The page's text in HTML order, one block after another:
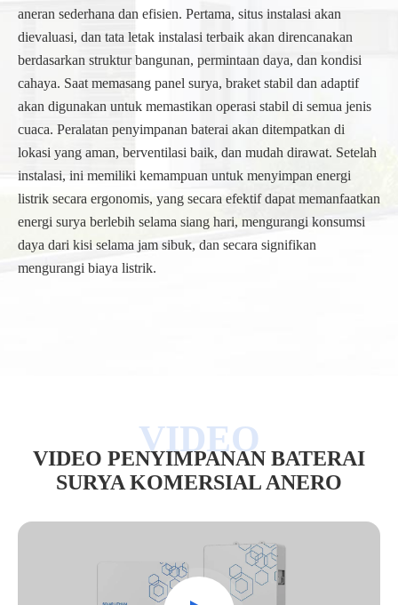
aneran sederhana dan efisien. Pertama, situs instalasi akan
dievaluasi, dan tata letak instalasi terbaik akan direncanakan
berdasarkan struktur bangunan, permintaan daya, dan kondisi
cahaya. Saat memasang panel surya, braket stabil dan adaptif
akan digunakan untuk memastikan operasi stabil di semua jenis
cuaca. Peralatan penyimpanan baterai akan ditempatkan di
lokasi yang aman, berventilasi baik, dan mudah dirawat. Setelah
instalasi, ini memiliki kemampuan untuk menyimpan energi
listrik secara ergonomis, yang secara efektif dapat memanfaatkan
energi surya berlebih selama siang hari, mengurangi konsumsi
daya dari kisi selama jam sibuk, dan secara signifikan
mengurangi biaya listrik.
VIDEO PENYIMPANAN BATERAI
SURYA KOMERSIAL ANERO